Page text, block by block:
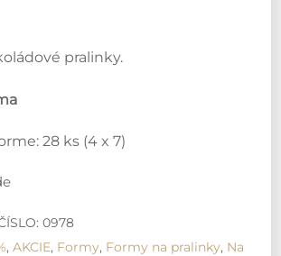
pralinky.
28 ks (4 x 7)
0978
,AKCIE, Formy, Formy na pralinky, Na